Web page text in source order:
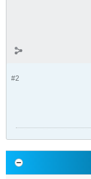
#2